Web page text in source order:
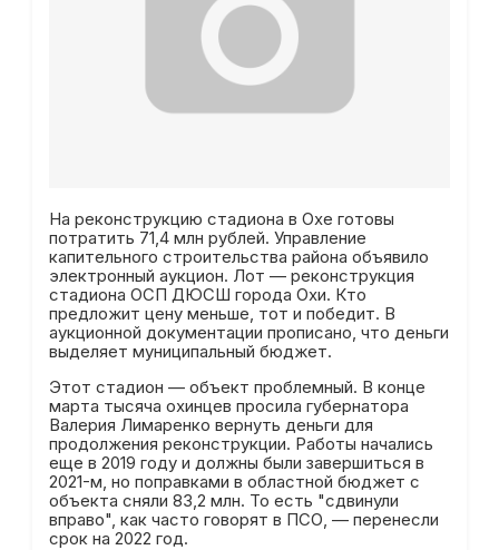
На реконструкцию стадиона в Охе готовы
потратить 71,4 млн рублей. Управление
капительного строительства района объявило
электронный аукцион. Лот — реконструкция
стадиона ОСП ДЮСШ города Охи. Кто
предложит цену меньше, тот и победит. В
аукционной документации прописано, что деньги
выделяет муниципальный бюджет.
Этот стадион — объект проблемный. В конце
марта тысяча охинцев просила губернатора
Валерия Лимаренко вернуть деньги для
продолжения реконструкции. Работы начались
еще в 2019 году и должны были завершиться в
2021-м, но поправками в областной бюджет с
объекта сняли 83,2 млн. То есть "сдвинули
вправо", как часто говорят в ПСО, — перенесли
срок на 2022 год.